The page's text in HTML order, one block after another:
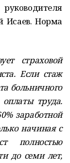
Исаев. Норма
страховой
Если стаж
больничного
труда.
заработной
начиная с
полностью
до семи лет,